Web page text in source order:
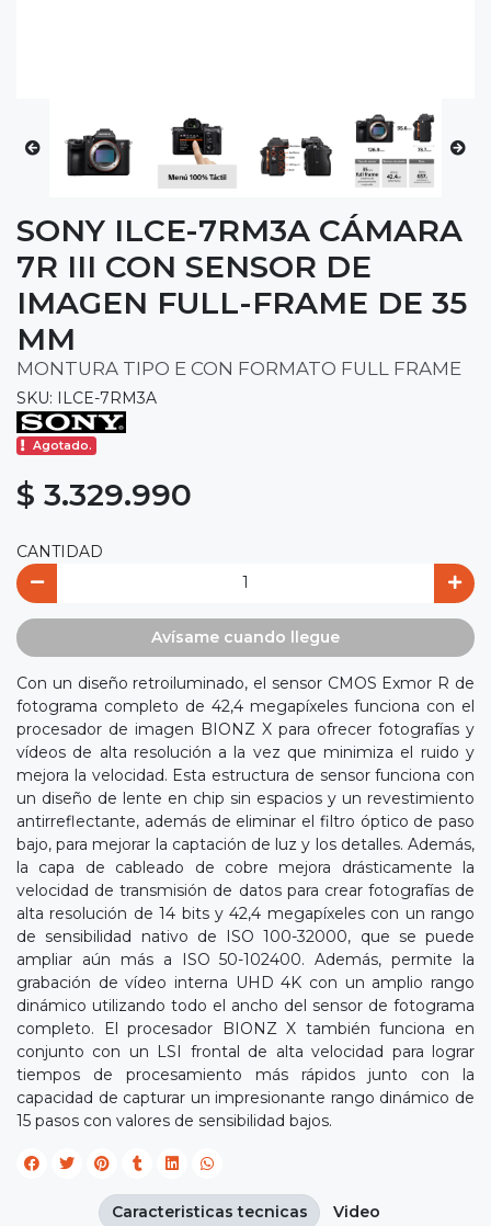
SONY ILCE-7RM3A CÁMARA
7R III CON SENSOR DE
IMAGEN FULL-FRAME DE 35
MM
MONTURA TIPO E CON FORMATO FULL FRAME
SKU: ILCE-7RM3A
Agotado.
$ 3.329.990
CANTIDAD
Avísame cuando llegue
Con un diseño retroiluminado, el sensor CMOS Exmor R de
fotograma completo de 42,4 megapíxeles funciona con el
procesador de imagen BIONZ X para ofrecer fotografías y
vídeos de alta resolución a la vez que minimiza el ruido y
mejora la velocidad. Esta estructura de sensor funciona con
un diseño de lente en chip sin espacios y un revestimiento
antirreflectante, además de eliminar el filtro óptico de paso
bajo, para mejorar la captación de luz y los detalles. Además,
la capa de cableado de cobre mejora drásticamente la
velocidad de transmisión de datos para crear fotografías de
alta resolución de 14 bits y 42,4 megapíxeles con un rango
de sensibilidad nativo de ISO 100-32000, que se puede
ampliar aún más a ISO 50-102400. Además, permite la
grabación de vídeo interna UHD 4K con un amplio rango
dinámico utilizando todo el ancho del sensor de fotograma
completo. El procesador BIONZ X también funciona en
conjunto con un LSI frontal de alta velocidad para lograr
tiempos de procesamiento más rápidos junto con la
capacidad de capturar un impresionante rango dinámico de
15 pasos con valores de sensibilidad bajos.
Caracteristicas tecnicas Video